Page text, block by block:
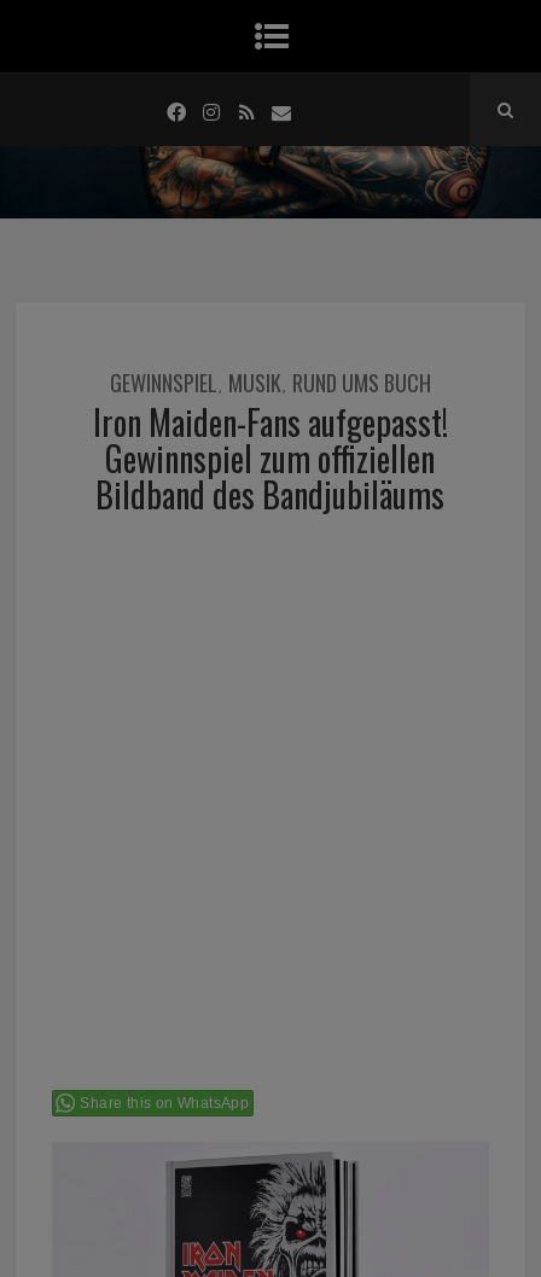
GEWINNSPIEL, MUSIK, RUND UMS BUCH
Iron Maiden-Fans aufgepasst!
Gewinnspiel zum offiziellen
Bildband des Bandjubiläums
Share this on WhatsApp